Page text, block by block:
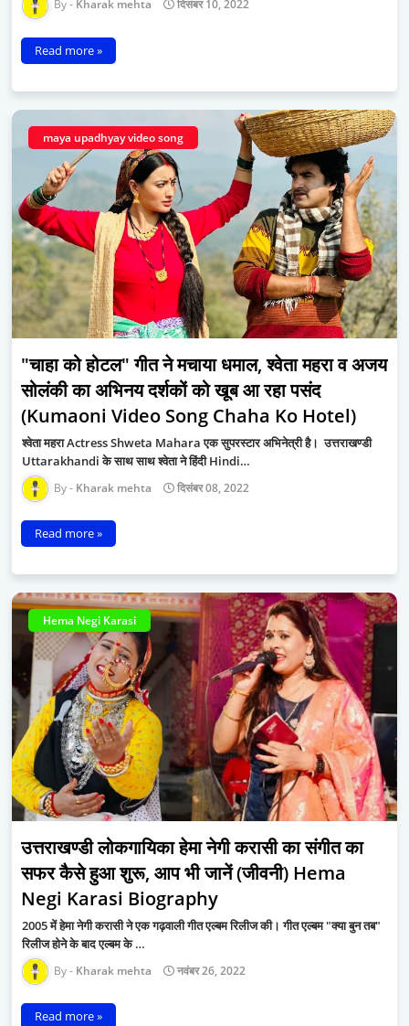
Kharak mehta दिसंबर 10, 2022
Read more »
maya upadhyay video song
"चाहा को होटल" गीत ने मचाया धमाल, श्वेता महरा व अजय
सोलंकी का अभिनय दर्शकों को खूब आ रहा पसंद
(Kumaoni Video Song Chaha Ko Hotel)
श्वेता महरा Actress Shweta Mahara एक सुपरस्टार अभिनेत्री है। उत्तराखण्डी
Uttarakhandi के साथ साथ श्वेता ने हिंदी Hindi…
Kharak mehta दिसंबर 08, 2022
Read more »
Hema Negi Karasi
उत्तराखण्डी लोकगायिका हेमा नेगी करासी का संगीत का
सफर कैसे हुआ शुरू, आप भी जानें (जीवनी) Hema
Negi Karasi Biography
2005 में हेमा नेगी करासी ने एक गढ़वाली गीत एल्बम रिलीज की। गीत एल्बम "क्या बुन तब"
रिलीज होने के बाद एल्बम के …
Kharak mehta नवंबर 26, 2022
Read more »